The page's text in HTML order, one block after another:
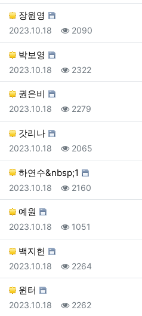
장원영
등록일
2023.10.18 조회
2090
박보영
등록일
2023.10.18 조회
2322
권은비
등록일
2023.10.18 조회
2279
갓리나
등록일
2023.10.18 조회
2065
하연수&nbsp;1
등록일
2023.10.18 조회
2160
예원
등록일
2023.10.18 조회
1051
백지헌
등록일
2023.10.18 조회
2264
윈터
등록일
2023.10.18 조회
2262